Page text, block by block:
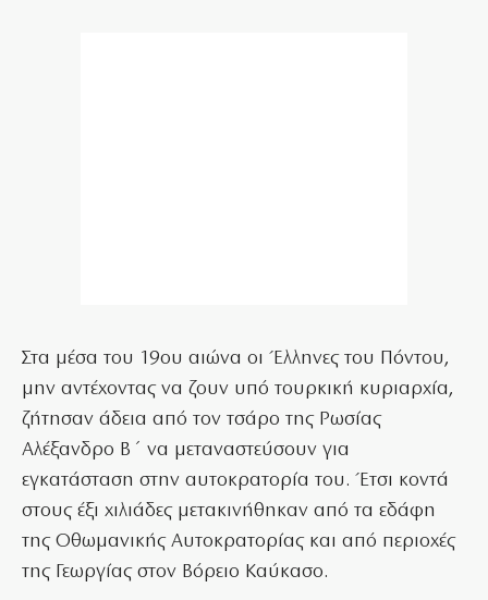
Στα μέσα του 19ου αιώνα οι Έλληνες του Πόντου,
μην αντέχοντας να ζουν υπό τουρκική κυριαρχία,
ζήτησαν άδεια από τον τσάρο της Ρωσίας
Αλέξανδρο Β΄ να μεταναστεύσουν για
εγκατάσταση στην αυτοκρατορία του. Έτσι κοντά
στους έξι χιλιάδες μετακινήθηκαν από τα εδάφη
της Οθωμανικής Αυτοκρατορίας και από περιοχές
της Γεωργίας στον Βόρειο Καύκασο.